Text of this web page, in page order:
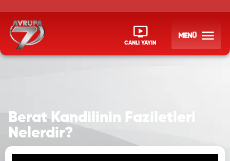
CANLI YAYIN
MENÜ
Berat Kandilinin Faziletleri
Nelerdir?